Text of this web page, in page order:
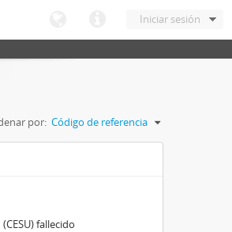
Iniciar sesión
por: Código de referencia
fallecido